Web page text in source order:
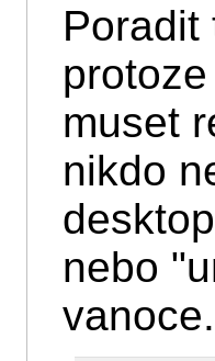
Poradit
muset
nikdo
nebo
vanoce.